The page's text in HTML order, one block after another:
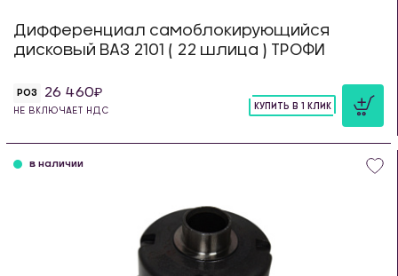
Дифференциал самоблокирующийся
дисковый ВАЗ 2101 ( 22 шлица ) ТРОФИ
РОЗ 26 460
НЕ ВКЛЮЧАЕТ НДС
КУПИТЬ В 1 КЛИК
в наличии